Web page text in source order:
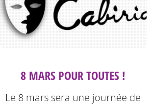
8 MARS POUR TOUTES !
Le 8 mars sera une journée de